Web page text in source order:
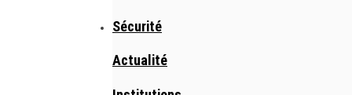
Sécurité
Actualité